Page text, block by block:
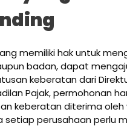
memiliki hak untuk
badan, dapat
keberatan dari
Pajak, permohonan
keberatan diterima oleh
setiap perusahaan perlu